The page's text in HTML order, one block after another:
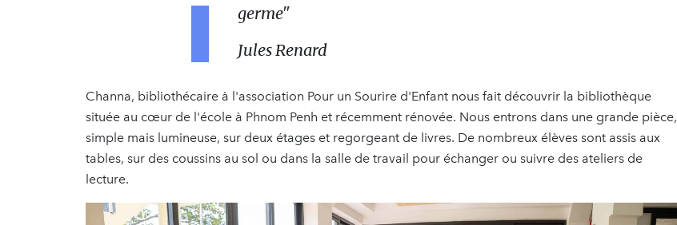
germe"
Jules Renard
Channa, bibliothécaire à l'association Pour un Sourire d'Enfant nous fait découvrir la bibliothèque
située au cœur de l'école à Phnom Penh et récemment rénovée. Nous entrons dans une grande pièce,
simple mais lumineuse, sur deux étages et regorgeant de livres. De nombreux élèves sont assis aux
tables, sur des coussins au sol ou dans la salle de travail pour échanger ou suivre des ateliers de
lecture.